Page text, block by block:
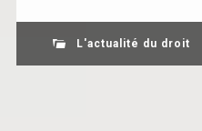
L'actualité du droit